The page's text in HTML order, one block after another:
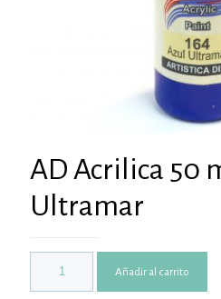
AD Acrilica 50
Ultramar
Añadir al carrito